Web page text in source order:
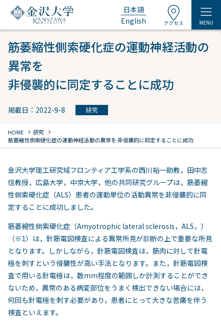
日本語
English
アクセス MENU
筋萎縮性側索硬化症の運動神経活動の
異常を
非侵襲的に同定することに成功
掲載日：2022-9-8 研究
HOME chevron_right 研究 chevron_right
筋萎縮性側索硬化症の運動神経活動の異常を非侵襲的に同定することに成功
金沢大学理工研究域フロンティア工学系の西川裕一助教，田中志
信教授，広島大学，中京大学，他の共同研究グループは，筋萎縮
性側索硬化症（ALS）患者の運動単位の活動異常を非侵襲的に同
定することに成功しました。
筋萎縮性側索硬化症（Amyotrophic lateral sclerosis，ALS，）
（※1）は，針筋電図検査による異常所見が診断の上で重要な所見
となります。しかしながら，針筋電図検査は，筋肉に対して針電
極を刺すという侵襲性が高い手法となります。また，針筋電図検
査で用いる針電極は，数mm程度の範囲しか計測することができ
ないため，異常のある病変部位をうまく検出できない場合には，
何回も針電極を刺す必要があり，患者にとって大きな苦痛を伴う
検査といえます。